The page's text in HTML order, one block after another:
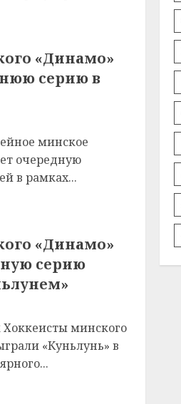
«Динамо»
серию в
минское
очередную
в рамках...
«Динамо»
серию
минского
«Куньлунь» в